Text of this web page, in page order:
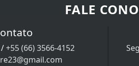
FALE
+55 (66) 3566-4152